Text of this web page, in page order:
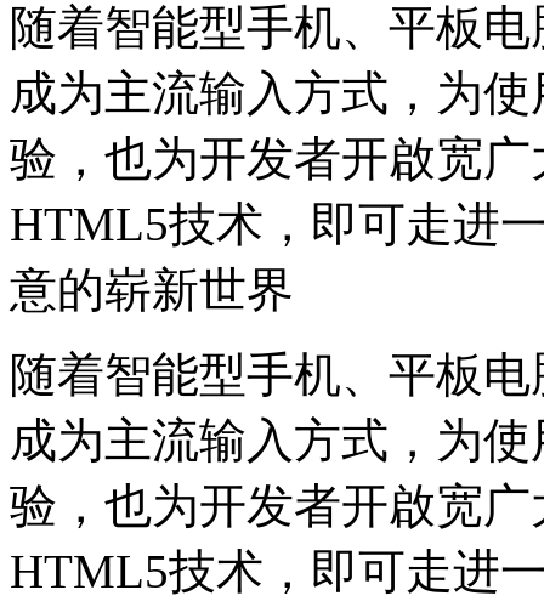
随着智能型手机、平板
成为主流输入方式，为
验，也为开发者开啟宽
HTML5技术，即可走进
意的崭新世界
随着智能型手机、平板
成为主流输入方式，为
验，也为开发者开啟宽
HTML5技术，即可走进